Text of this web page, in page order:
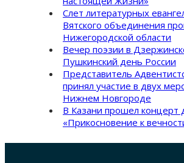
Слет литературных
Вятского объединения
Нижегородской области
Вечер поэзии в
Пушкинский день России
Представитель
принял участие в двух
Нижнем Новгороде
В Казани прошел концерт
«Прикосновение к